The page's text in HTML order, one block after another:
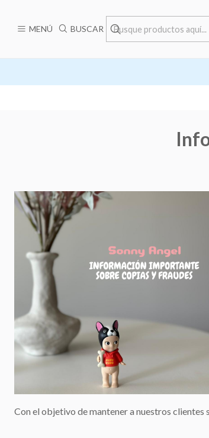
MENÚ BUSCAR
Con el objetivo de mantener a nuestros